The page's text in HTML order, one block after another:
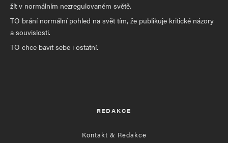
žít v normálním nezregulovaném světě.
TO brání normální pohled na svět tím, že publikuje kritické názory
a souvislosti.
TO chce bavit sebe i ostatní.
REDAKCE
Kontakt & Redakce